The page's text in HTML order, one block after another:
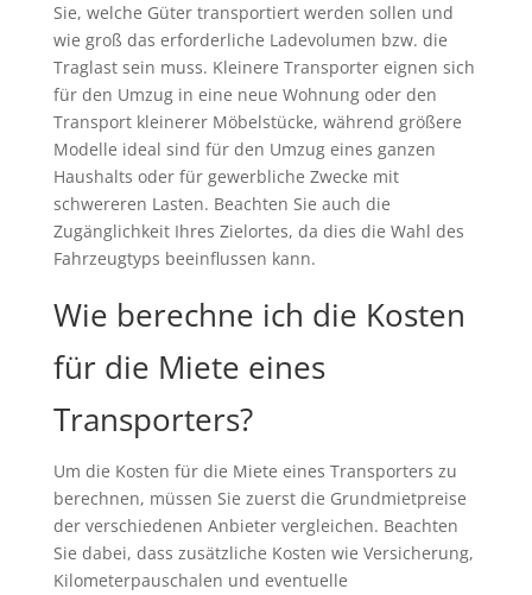
Sie, welche Güter transportiert werden sollen und
wie groß das erforderliche Ladevolumen bzw. die
Traglast sein muss. Kleinere Transporter eignen sich
für den Umzug in eine neue Wohnung oder den
Transport kleinerer Möbelstücke, während größere
Modelle ideal sind für den Umzug eines ganzen
Haushalts oder für gewerbliche Zwecke mit
schwereren Lasten. Beachten Sie auch die
Zugänglichkeit Ihres Zielortes, da dies die Wahl des
Fahrzeugtyps beeinflussen kann.
Wie berechne ich die Kosten
für die Miete eines
Transporters?
Um die Kosten für die Miete eines Transporters zu
berechnen, müssen Sie zuerst die Grundmietpreise
der verschiedenen Anbieter vergleichen. Beachten
Sie dabei, dass zusätzliche Kosten wie Versicherung,
Kilometerpauschalen und eventuelle